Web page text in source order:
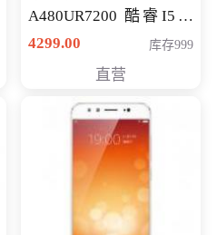
A480UR7200 酷睿I5超
薄学生办公游戏独显笔
NV930-2G独
4299.00 库存999
直营